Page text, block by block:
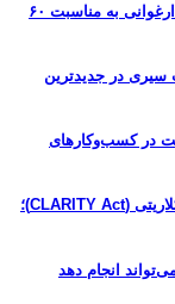
رونمایی از دوج چارجر ۲۰۲۷ با رنگ نوستالژیک ارغوانی به مناسبت ۶۰
در جدیدترین
در کسب‌وکارهای
پایان مخالفت انجمن کلانترهای آمریکا با لایحه کلاریتی (CLARITY Act)؛